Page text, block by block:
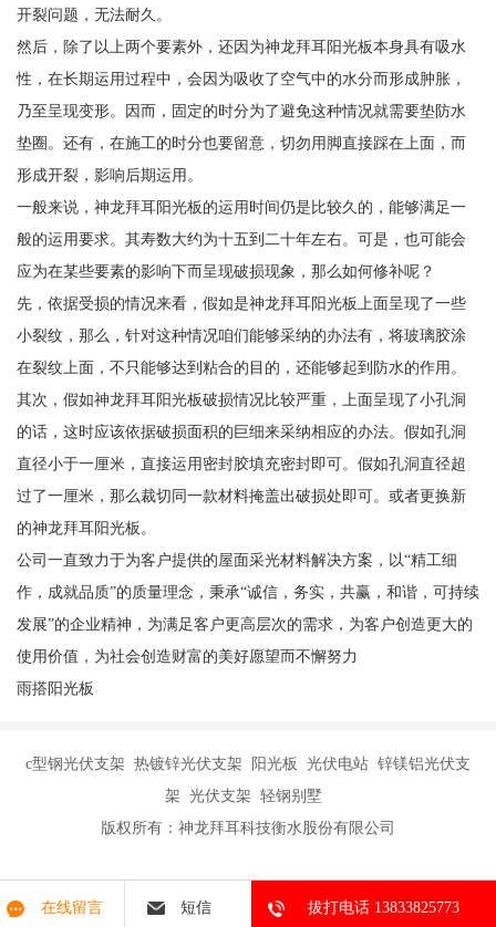
开裂问题，无法耐久。
然后，除了以上两个要素外，还因为神龙拜耳阳光板本身具有吸水
性，在长期运用过程中，会因为吸收了空气中的水分而形成肿胀，
乃至呈现变形。因而，固定的时分为了避免这种情况就需要垫防水
垫圈。还有，在施工的时分也要留意，切勿用脚直接踩在上面，而
形成开裂，影响后期运用。
一般来说，神龙拜耳阳光板的运用时间仍是比较久的，能够满足一
般的运用要求。其寿数大约为十五到二十年左右。可是，也可能会
应为在某些要素的影响下而呈现破损现象，那么如何修补呢？
先，依据受损的情况来看，假如是神龙拜耳阳光板上面呈现了一些
小裂纹，那么，针对这种情况咱们能够采纳的办法有，将玻璃胶涂
在裂纹上面，不只能够达到粘合的目的，还能够起到防水的作用。
其次，假如神龙拜耳阳光板破损情况比较严重，上面呈现了小孔洞
的话，这时应该依据破损面积的巨细来采纳相应的办法。假如孔洞
直径小于一厘米，直接运用密封胶填充密封即可。假如孔洞直径超
过了一厘米，那么裁切同一款材料掩盖出破损处即可。或者更换新
的神龙拜耳阳光板。
公司一直致力于为客户提供的屋面采光材料解决方案，以“精工细
作，成就品质”的质量理念，秉承“诚信，务实，共赢，和谐，可持续
发展”的企业精神，为满足客户更高层次的需求，为客户创造更大的
使用价值，为社会创造财富的美好愿望而不懈努力
雨搭阳光板
c型钢光伏支架 热镀锌光伏支架 阳光板 光伏电站 锌镁铝光伏支
架 光伏支架 轻钢别墅
版权所有：神龙拜耳科技衡水股份有限公司
在线留言 短信 拔打电话 13833825773